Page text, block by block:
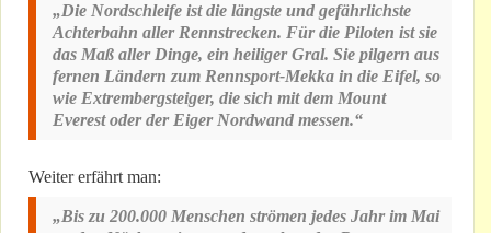
„Die Nordschleife ist die längste und gefährlichste
Achterbahn aller Rennstrecken. Für die Piloten ist sie
das Maß aller Dinge, ein heiliger Gral. Sie pilgern aus
fernen Ländern zum Rennsport-Mekka in die Eifel, so
wie Extrembergsteiger, die sich mit dem Mount
Everest oder der Eiger Nordwand messen.“
Weiter erfährt man:
„Bis zu 200.000 Menschen strömen jedes Jahr im Mai